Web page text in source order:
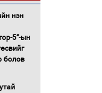
нэн
5”-ын
болов